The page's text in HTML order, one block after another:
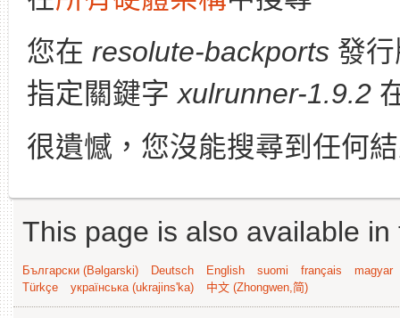
您在 resolute-backports 發
指定關鍵字 xulrunner-1.9.2
很遺憾，您沒能搜尋到任何
This page is also available
Български (Bəlgarski) Deutsch English suomi français
magyar
Türkçe
українська (ukrajins'ka) 中文 (Zhongwen,简)